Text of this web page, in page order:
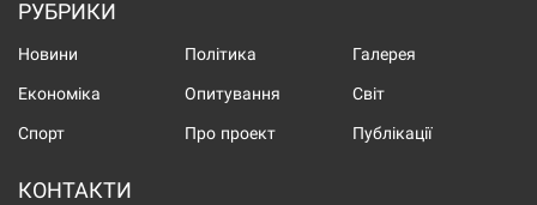
РУБРИКИ
Новини Політика Галерея
Економіка Опитування Світ
Спорт Про проект Публікації
КОНТАКТИ